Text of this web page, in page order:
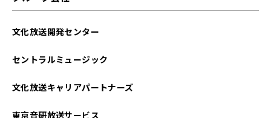
2024年07月
文化放送開発センター
セントラルミュージック
文化放送キャリアパートナーズ
東京音研放送サービス